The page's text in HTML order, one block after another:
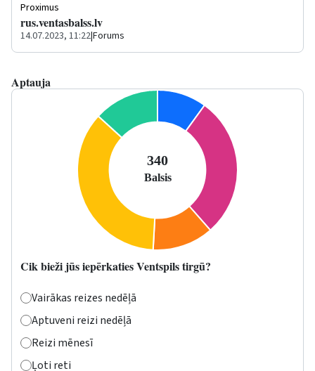
Proximus
rus.ventasbalss.lv
14.07.2023, 11:22|Forums
Aptauja
Cik bieži jūs iepērkaties Ventspils tirgū?
Vairākas reizes nedēļā
Aptuveni reizi nedēļā
Reizi mēnesī
Ļoti reti